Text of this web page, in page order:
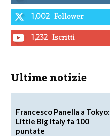
1,002 Follower
1,232 Iscritti
Ultime notizie
Francesco Panella a Tokyo:
Little Big Italy fa 100
puntate